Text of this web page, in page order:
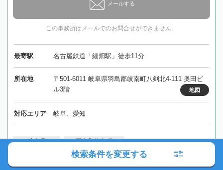
メールする
この事務所はメールでのお問合せができません。
最寄駅 名古屋鉄道「細畑駅」徒歩11分
所在地
〒501-6011 岐阜県羽島郡岐南町八剣北4-111 奥田ビ
ル3階
地図
対応エリア 岐阜、愛知
岐阜県 羽島郡岐南町
検索条件を変更する